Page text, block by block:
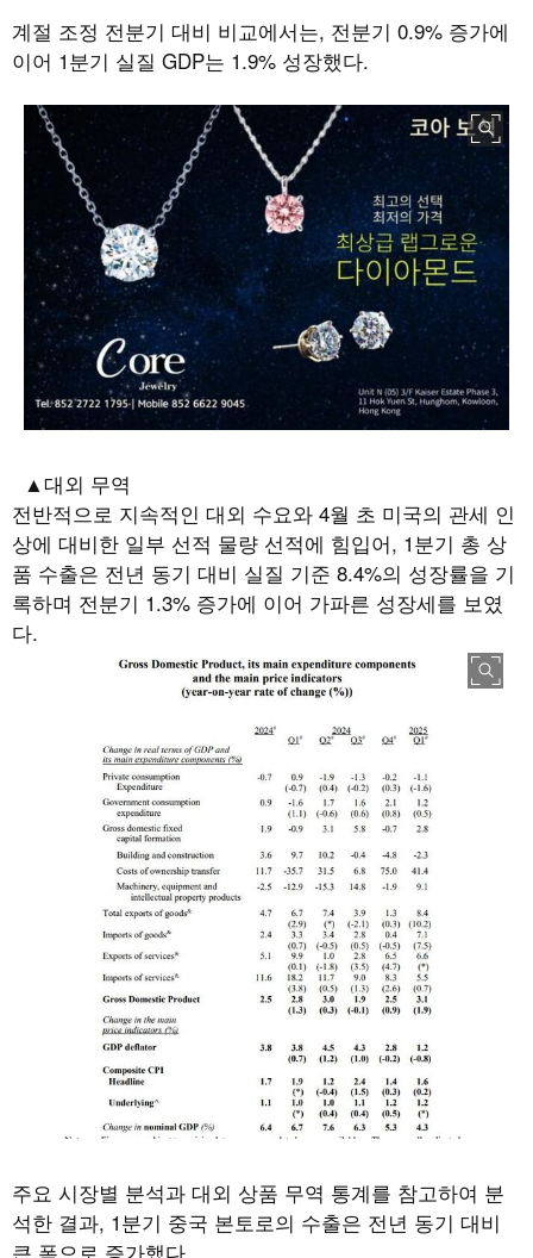
계절 조정 전분기 대비 비교에서는, 전분기 0.9% 증가에
이어 1분기 실질 GDP는 1.9% 성장했다.
▲대외 무역
전반적으로 지속적인 대외 수요와 4월 초 미국의 관세 인
상에 대비한 일부 선적 물량 선적에 힘입어, 1분기 총 상
품 수출은 전년 동기 대비 실질 기준 8.4%의 성장률을 기
록하며 전분기 1.3% 증가에 이어 가파른 성장세를 보였
다.
주요 시장별 분석과 대외 상품 무역 통계를 참고하여 분
석한 결과, 1분기 중국 본토로의 수출은 전년 동기 대비
큰 폭으로 증가했다